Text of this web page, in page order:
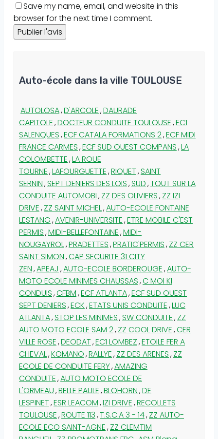
Save my name, email, and website in this
browser for the next time I comment.
Auto-école dans la ville TOULOUSE
AUTOLOSA,D'ARCOLE,DAURADE
CAPITOLE,DOCTEUR CONDUITE TOULOUSE,EC1
SALENQUES,ECF CATALA FORMATIONS 2,ECF MIDI
FRANCE CARMES,ECF SUD OUEST COMPANS,LA
COLOMBETTE,LA ROUE
TOURNE,LAFOURGUETTE,RIQUET,SAINT
SERNIN,SEPT DENIERS DES LOIS,SUD,TOUT SUR LA
CONDUITE AUTOMOBI,ZZ DES OLIVIERS,ZZ IZI
DRIVE,ZZ SAINT MICHEL,AUTO-ECOLE FONTAINE
LESTANG,AVENIR-UNIVERSITE,ETRE MOBILE C'EST
PERMIS,MIDI-BELLEFONTAINE,MIDI-
NOUGAYROL,PRADETTES,PRATIC'PERMIS,ZZ CER
SAINT SIMON,CAP SECURITE 31 CITY
ZEN,APEAJ ,AUTO-ECOLE BORDEROUGE,AUTO-
MOTO ECOLE MINIMES CHAUSSAS,C MOI KI
CONDUIS,CFBM,ECF ATLANTA,ECF SUD OUEST
SEPT DENIERS,ECK,ETATS UNIS CONDUITE,LUC
ATLANTA,STOP LES MINIMES,SW CONDUITE,ZZ
AUTO MOTO ECOLE SAM 2,ZZ COOL DRIVE,CER
VILLE ROSE,DEODAT,EC1 LOMBEZ,ETOILE FER A
CHEVAL,KOMANO,RALLYE,ZZ DES ARENES,ZZ
ECOLE DE CONDUITE FERY,AMAZING
CONDUITE,AUTO MOTO ECOLE DE
L'ORMEAU,BELLE PAULE,BLOHORN,DE
LESPINET,ESR LEACOM,IZI DRIVE,RECOLLETS
TOULOUSE,ROUTE 113,T.S.C.A 3 - 14,ZZ AUTO-
ECOLE ECO SAINT-AGNE,ZZ CLEMTIM